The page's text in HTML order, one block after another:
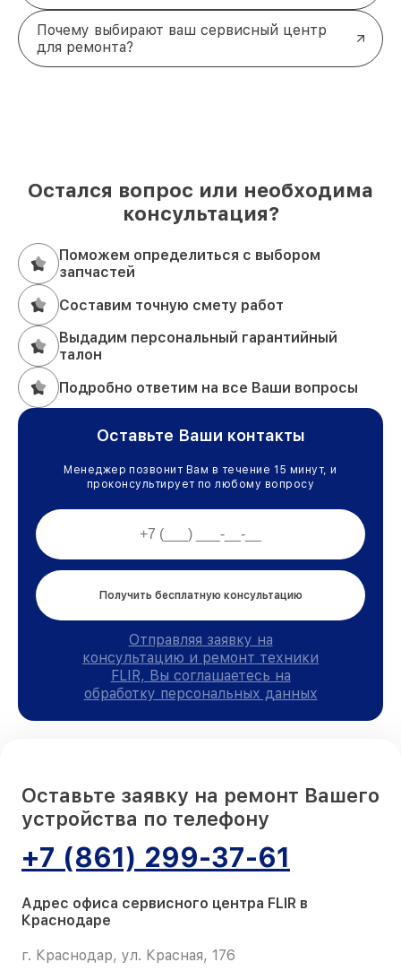
Почему выбирают ваш сервисный центр
для ремонта?
Остался вопрос или необходима
консультация?
Поможем определиться с выбором
запчастей
Составим точную смету работ
Выдадим персональный гарантийный
талон
Подробно ответим на все Ваши вопросы
Оставьте Ваши контакты
Менеджер позвонит Вам в течение 15 минут, и
проконсультирует по любому вопросу
Получить бесплатную консультацию
Отправляя заявку на
консультацию и ремонт техники
FLIR, Вы соглашаетесь на
обработку персональных данных
Оставьте заявку на ремонт Вашего
устройства по телефону
+7 (861) 299-37-61
Адрес офиса сервисного центра FLIR в
Краснодаре
г. Краснодар, ул. Красная, 176